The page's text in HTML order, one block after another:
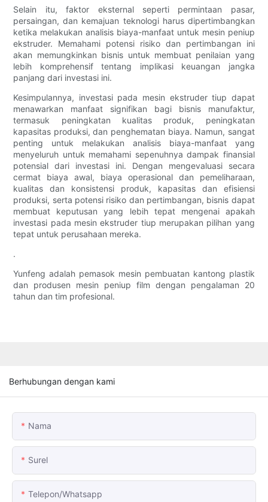
Selain itu, faktor eksternal seperti permintaan pasar,
persaingan, dan kemajuan teknologi harus dipertimbangkan
ketika melakukan analisis biaya-manfaat untuk mesin peniup
ekstruder. Memahami potensi risiko dan pertimbangan ini
akan memungkinkan bisnis untuk membuat penilaian yang
lebih komprehensif tentang implikasi keuangan jangka
panjang dari investasi ini.
Kesimpulannya, investasi pada mesin ekstruder tiup dapat
menawarkan manfaat signifikan bagi bisnis manufaktur,
termasuk peningkatan kualitas produk, peningkatan
kapasitas produksi, dan penghematan biaya. Namun, sangat
penting untuk melakukan analisis biaya-manfaat yang
menyeluruh untuk memahami sepenuhnya dampak finansial
potensial dari investasi ini. Dengan mengevaluasi secara
cermat biaya awal, biaya operasional dan pemeliharaan,
kualitas dan konsistensi produk, kapasitas dan efisiensi
produksi, serta potensi risiko dan pertimbangan, bisnis dapat
membuat keputusan yang lebih tepat mengenai apakah
investasi pada mesin ekstruder tiup merupakan pilihan yang
tepat untuk perusahaan mereka.
.
Yunfeng adalah pemasok mesin pembuatan kantong plastik
dan produsen mesin peniup film dengan pengalaman 20
tahun dan tim profesional.
Berhubungan dengan kami
Nama
Surel
Telepon/whatsapp